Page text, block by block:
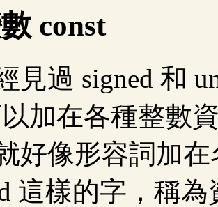
const
見過 signed 和
加在各種整數
好像形容詞加
這樣的字，稱